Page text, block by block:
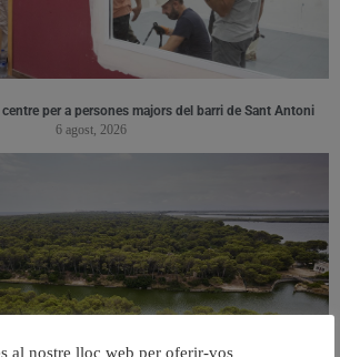
per a persones majors del barri de Sant Antoni
6 agost, 2026
al nostre lloc web per oferir-vos